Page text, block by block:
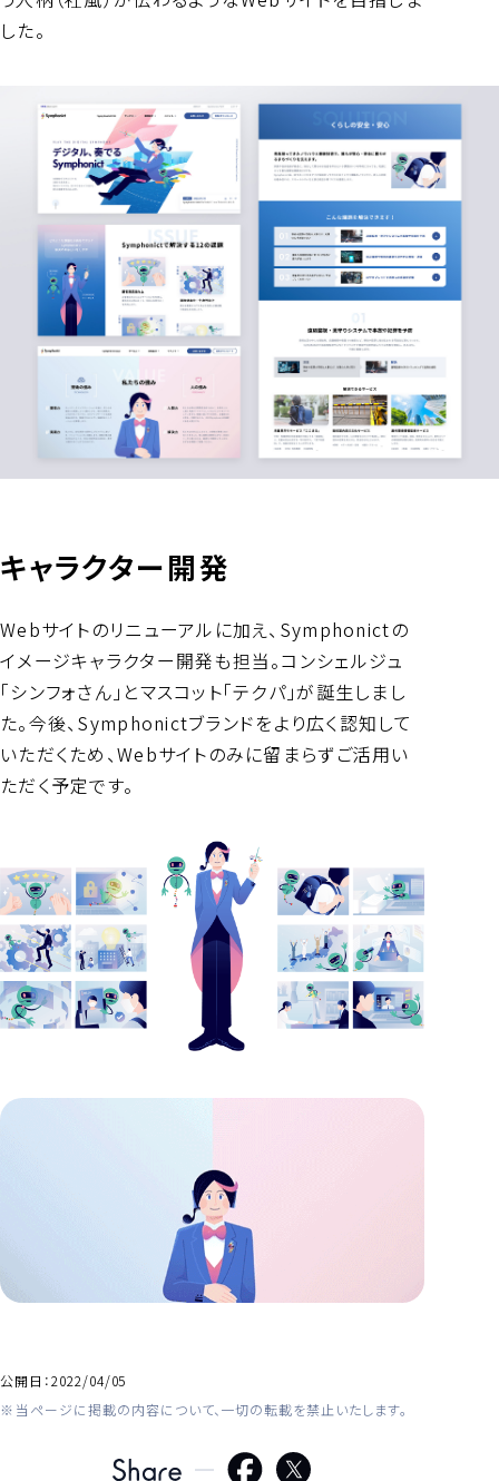
した。
キャラクター開発
Webサイトのリニューアルに加え、Symphonictの
イメージキャラクター開発も担当。コンシェルジュ
「シンフォさん」とマスコット「テクパ」が誕生しまし
た。今後、Symphonictブランドをより広く認知して
いただくため、Webサイトのみに留まらずご活用い
ただく予定です。
公開日：2022/04/05
当ページに掲載の内容について、一切の転載を禁止いたします。